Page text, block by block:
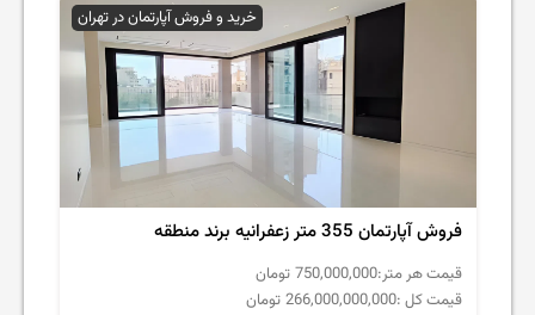
خرید و فروش آپارتمان در تهران
فروش آپارتمان 355 متر زعفرانیه برند منطقه
قیمت هر متر:750,000,000 تومان
قیمت کل :266,000,000,000 تومان